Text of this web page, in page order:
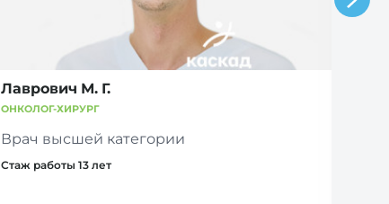
Лаврович М. Г.
ОНКОЛОГ-ХИРУРГ
Врач высшей категории
Стаж работы 13 лет